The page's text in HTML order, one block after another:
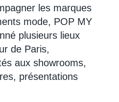
les marques
mode, POP MY
plusieurs lieux
de Paris,
aux showrooms,
présentations